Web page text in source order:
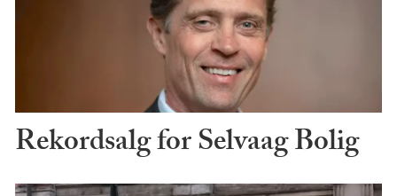
Rekordsalg for Selvaag Bolig